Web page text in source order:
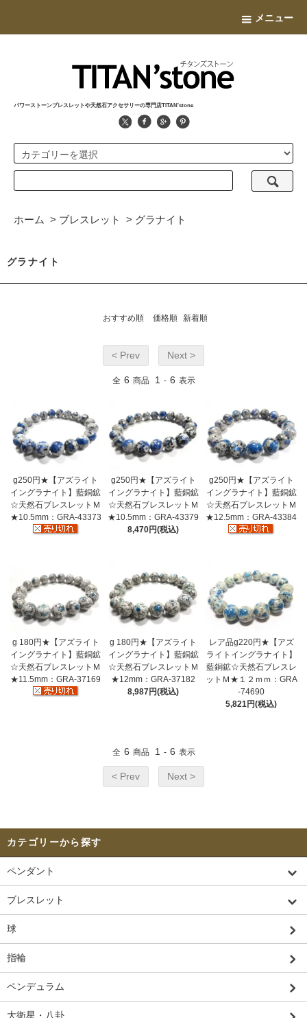
メニュー
パワーストーンブレスレットや天然石アクセサリーの専門店TITAN'stone
ホーム > ブレスレット > グラナイト
グラナイト
おすすめ順 価格順 新着順
< Prev Next >
全 6 商品 1 - 6 表示
g250円★【アズライト
イングラナイト】藍銅鉱
☆天然石ブレスレットＭ
★10.5mm：GRA-43373
g250円★【アズライト
イングラナイト】藍銅鉱
☆天然石ブレスレットＭ
★10.5mm：GRA-43379
8,470円(税込)
g250円★【アズライト
イングラナイト】藍銅鉱
☆天然石ブレスレットＭ
★12.5mm：GRA-43384
g 180円★【アズライト
イングラナイト】藍銅鉱
☆天然石ブレスレットＭ
★11.5mm：GRA-37169
g 180円★【アズライト
イングラナイト】藍銅鉱
☆天然石ブレスレットＭ
★12mm：GRA-37182
8,987円(税込)
レア品g220円★【アズ
ライトイングラナイト】
藍銅鉱☆天然石ブレスレ
ットＭ★１２ｍｍ：GRA
-74690
5,821円(税込)
全 6 商品 1 - 6 表示
< Prev Next >
カテゴリーから探す
ペンダント
ブレスレット
球
指輪
ペンデュラム
大衛星・八卦